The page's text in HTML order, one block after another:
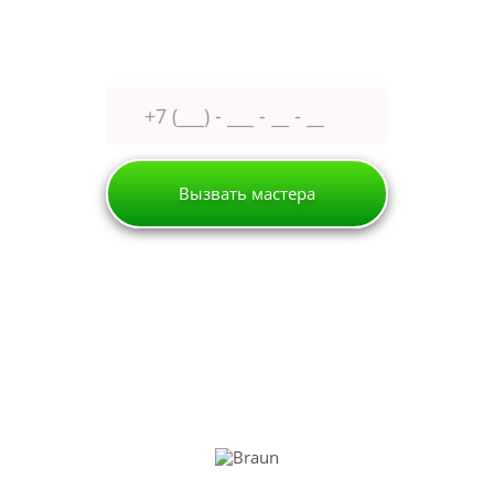
Вызвать мастера